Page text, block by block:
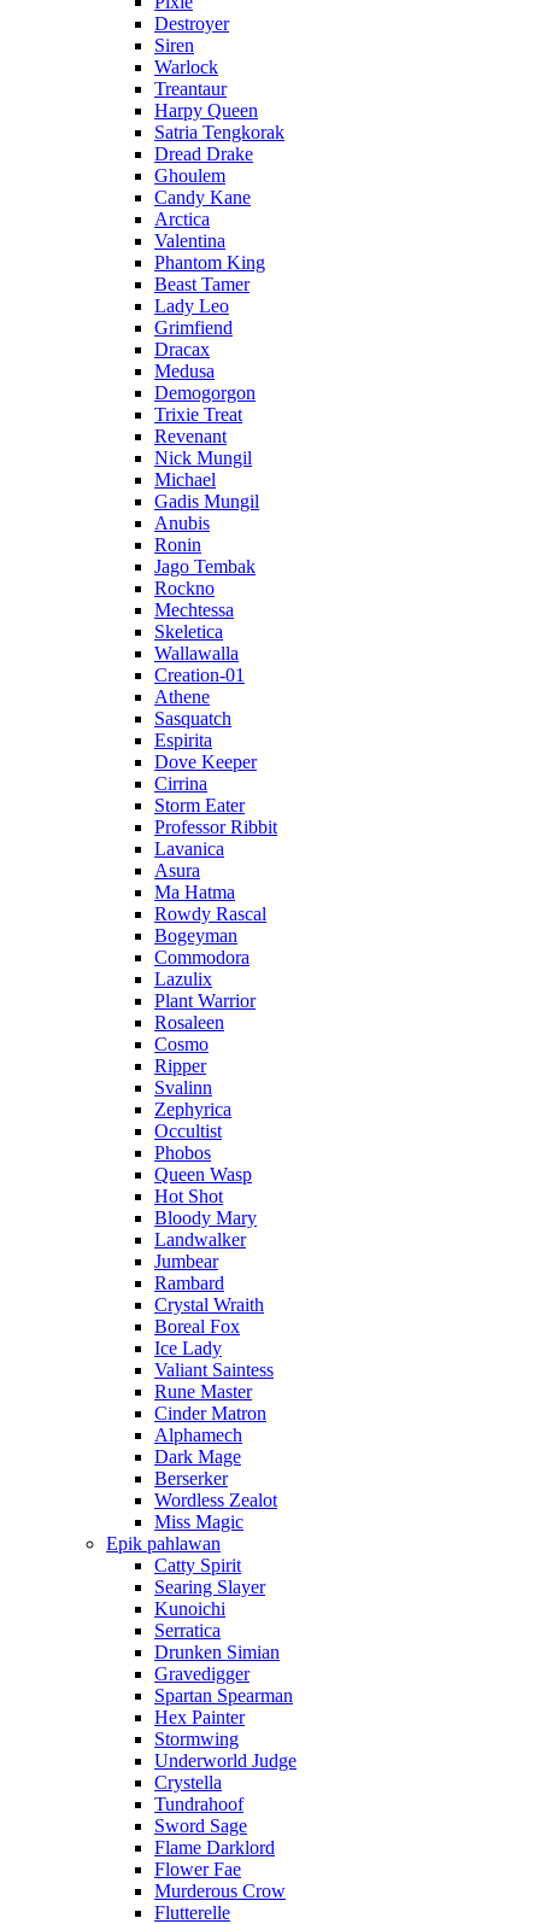
Destroyer
Siren
Warlock
Treantaur
Harpy Queen
Satria Tengkorak
Dread Drake
Ghoulem
Candy Kane
Arctica
Valentina
Phantom King
Beast Tamer
Lady Leo
Grimfiend
Dracax
Medusa
Demogorgon
Trixie Treat
Revenant
Nick Mungil
Michael
Gadis Mungil
Anubis
Ronin
Jago Tembak
Rockno
Mechtessa
Skeletica
Wallawalla
Creation-01
Athene
Sasquatch
Espirita
Dove Keeper
Cirrina
Storm Eater
Professor Ribbit
Lavanica
Asura
Ma Hatma
Rowdy Rascal
Bogeyman
Commodora
Lazulix
Plant Warrior
Rosaleen
Cosmo
Ripper
Svalinn
Zephyrica
Occultist
Phobos
Queen Wasp
Hot Shot
Bloody Mary
Landwalker
Jumbear
Rambard
Crystal Wraith
Boreal Fox
Ice Lady
Valiant Saintess
Rune Master
Cinder Matron
Alphamech
Dark Mage
Berserker
Wordless Zealot
Miss Magic
Epik pahlawan
Catty Spirit
Searing Slayer
Kunoichi
Serratica
Drunken Simian
Gravedigger
Spartan Spearman
Hex Painter
Stormwing
Underworld Judge
Crystella
Tundrahoof
Sword Sage
Flame Darklord
Flower Fae
Murderous Crow
Flutterelle